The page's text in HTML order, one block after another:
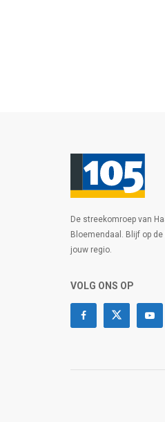
De streekomroep van
Bloemendaal. Blijf op
jouw regio.
VOLG ONS OP